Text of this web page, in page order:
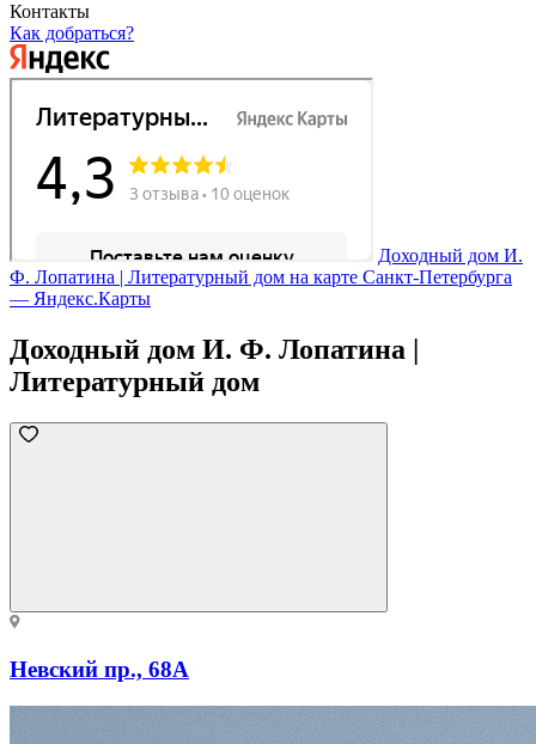
Контакты
Как добраться?
Доходный дом И.
Ф. Лопатина | Литературный дом на карте Санкт‑Петербурга
— Яндекс.Карты
Доходный дом И. Ф. Лопатина |
Литературный дом
Невский пр., 68А